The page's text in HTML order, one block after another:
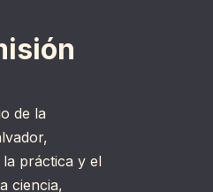
de la
práctica y el
ciencia,